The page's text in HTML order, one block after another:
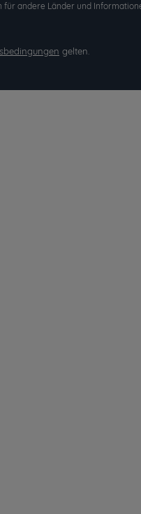
für andere Länder und
gelten.